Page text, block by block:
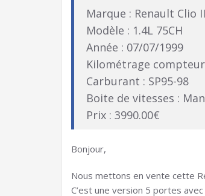
Marque : Renault Clio II
Modèle : 1.4L 75CH
Année : 07/07/1999
Kilométrage compteur
Carburant : SP95-98
Boite de vitesses :
Prix : 3990.00€
Bonjour,
Nous mettons en vente cette
C’est une version 5 portes